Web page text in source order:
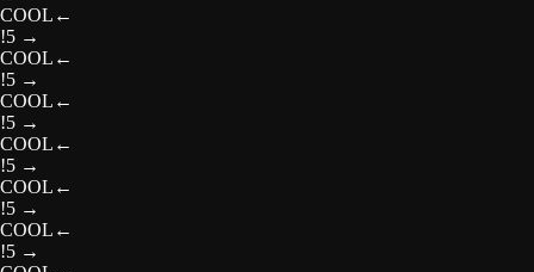
COOL ←
!5 →
COOL ←
!5 →
COOL ←
!5 →
COOL ←
!5 →
COOL ←
!5 →
COOL ←
!5 →